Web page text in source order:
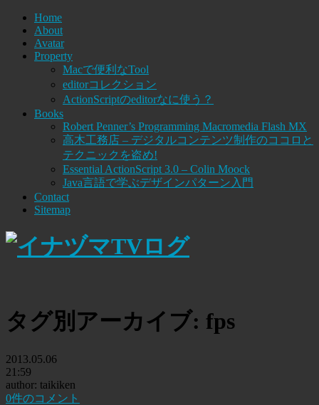
Home
About
Avatar
Property
Macで便利なTool
editorコレクション
ActionScriptのeditorなに使う？
Books
Robert Penner’s Programming Macromedia Flash MX
高木工務店 – デジタルコンテンツ制作のココロと
テクニックを盗め!
Essential ActionScript 3.0 – Colin Moock
Java言語で学ぶデザインパターン入門
Contact
Sitemap
タグ別アーカイブ: fps
2013.05.06
21:59
author: taikiken
0件のコメント